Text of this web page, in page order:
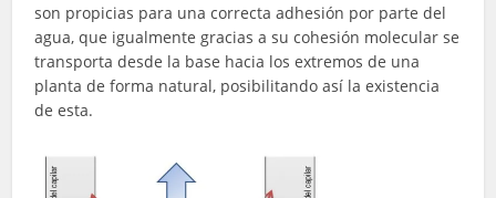
son propicias para una correcta adhesión por parte del
agua, que igualmente gracias a su cohesión molecular se
transporta desde la base hacia los extremos de una
planta de forma natural, posibilitando así la existencia
de esta.